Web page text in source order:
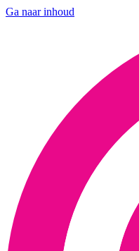
Ga naar inhoud